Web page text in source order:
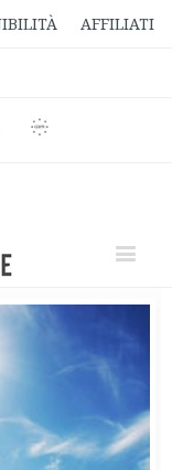
AFFILIATI
Informativa